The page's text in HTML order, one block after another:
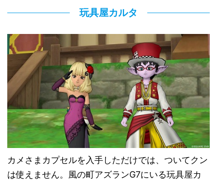
玩具屋カルタ
カメさまカプセルを入手しただけでは、ついてクン
は使えません。風の町アズランG7にいる玩具屋カ